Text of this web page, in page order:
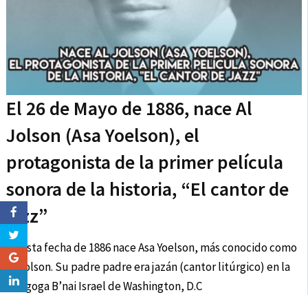
El 26 de Mayo de 1886, nace Al
Jolson (Asa Yoelson), el
protagonista de la primer película
sonora de la historia, “El cantor de
jazz”
En esta fecha de 1886 nace Asa Yoelson, más conocido como
Al Jolson. Su padre padre era jazán (cantor litúrgico) en la
sinagoga B’nai Israel de Washington, D.C